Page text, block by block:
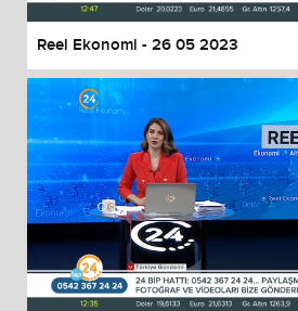
Reel Ekonomi - 26 05 2023